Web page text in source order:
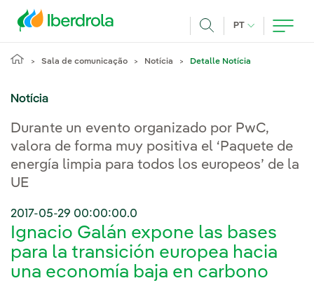
PT IDIOMA ATUAL,
Sala de comunicação Notícia Detalle Notícia
Notícia
Durante un evento organizado por PwC,
valora de forma muy positiva el ‘Paquete de
energía limpia para todos los europeos’ de la
UE
2017-05-29 00:00:00.0
Ignacio Galán expone las bases
para la transición europea hacia
una economía baja en carbono